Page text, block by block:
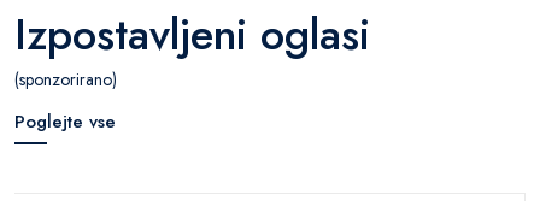
Izpostavljeni oglasi
(sponzorirano)
Poglejte vse